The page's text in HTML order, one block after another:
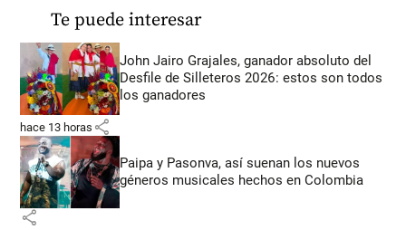
Te puede interesar
John Jairo Grajales, ganador absoluto del
Desfile de Silleteros 2026: estos son todos
los ganadores
hace 13 horas share
Paipa y Pasonva, así suenan los nuevos
géneros musicales hechos en Colombia
share